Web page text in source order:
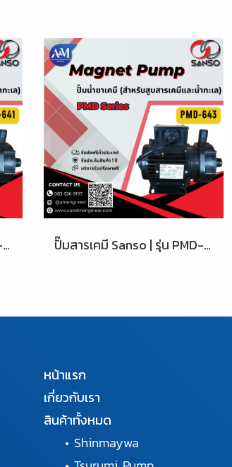
ปั๊มสารเคมี Sanso | รุ่น PMD-641 ปั๊มสารเคมี Sanso | รุ่น PMD-643
หน้าแรก
เกี่ยวกับเรา
สินค้าทั้งหมด
• Shinmaywa